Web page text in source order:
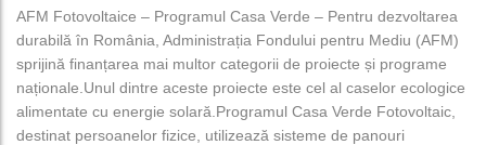
AFM Fotovoltaice – Programul Casa Verde – Pentru dezvoltarea
durabilă în România, Administrația Fondului pentru Mediu (AFM)
sprijină finanțarea mai multor categorii de proiecte și programe
naționale.Unul dintre aceste proiecte este cel al caselor ecologice
alimentate cu energie solară.Programul Casa Verde Fotovoltaic,
destinat persoanelor fizice, utilizează sisteme de panouri